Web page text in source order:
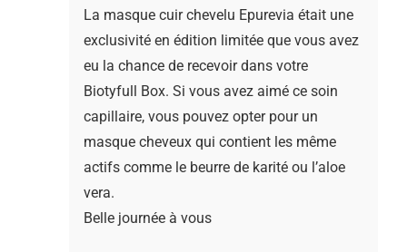
La masque cuir chevelu Epurevia était une
exclusivité en édition limitée que vous avez
eu la chance de recevoir dans votre
Biotyfull Box. Si vous avez aimé ce soin
capillaire, vous pouvez opter pour un
masque cheveux qui contient les même
actifs comme le beurre de karité ou l’aloe
vera.
Belle journée à vous